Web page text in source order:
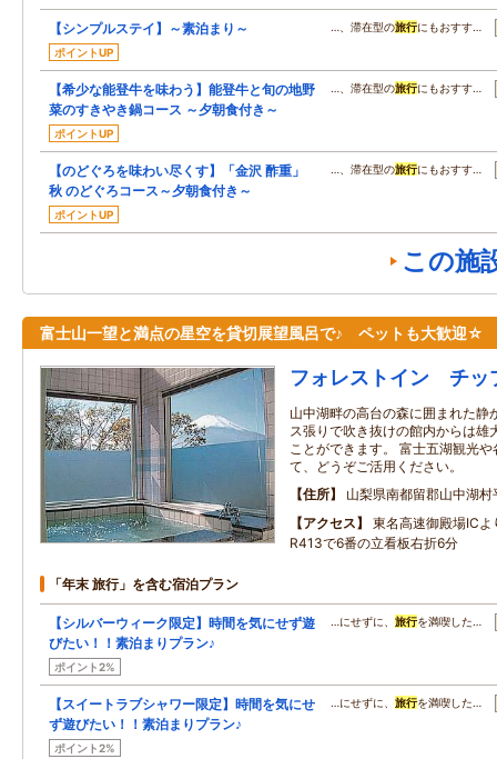
【シンプルステイ】～素泊まり～
ポイントUP
…、滞在型の旅行にもおすす…
【希少な能登牛を味わう】能登牛と旬の地野
菜のすきやき鍋コース ～夕朝食付き～
ポイントUP
…、滞在型の旅行にもおすす…
【のどぐろを味わい尽くす】「金沢 酢重」
秋 のどぐろコース～夕朝食付き～
ポイントUP
…、滞在型の旅行にもおすす…
この施
富士山一望と満点の星空を貸切展望風呂で♪ ペットも大歓迎☆
フォレストイン チッ
山中湖畔の高台の森に囲まれた静
ス張りで吹き抜けの館内からは雄
ことができます。 富士五湖観光
て、どうぞご活用ください。
住所
山梨県南都留郡山中湖
アクセス
東名高速御殿場IC
R413で6番の立看板右折6分
「年末 旅行」を含む宿泊プラン
【シルバーウィーク限定】時間を気にせず遊
びたい！！素泊まりプラン♪
ポイント2%
…にせずに、 旅行を満喫した…
【スイートラブシャワー限定】時間を気にせ
ず遊びたい！！素泊まりプラン♪
ポイント2%
…にせずに、 旅行を満喫した…